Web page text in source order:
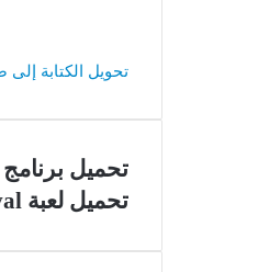
تحويل الكتابة
تحميل برنامج AVS Media Player 6.1.3.4
تحميل لعبة Zombie Shooter Hell 4 Survival